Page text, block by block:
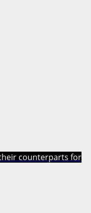
counterparts for